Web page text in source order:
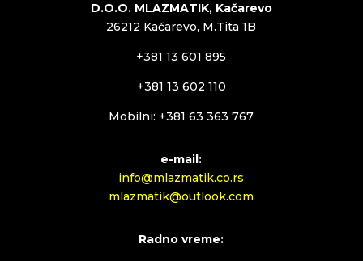
D.O.O. MLAZMATIK, Kačarevo
26212 Kačarevo, M.Tita 1B
+381 13 601 895
+381 13 602 110
Mobilni: +381 63 363 767
e-mail:
info@mlazmatik.co.rs
mlazmatik@outlook.com
Radno vreme: